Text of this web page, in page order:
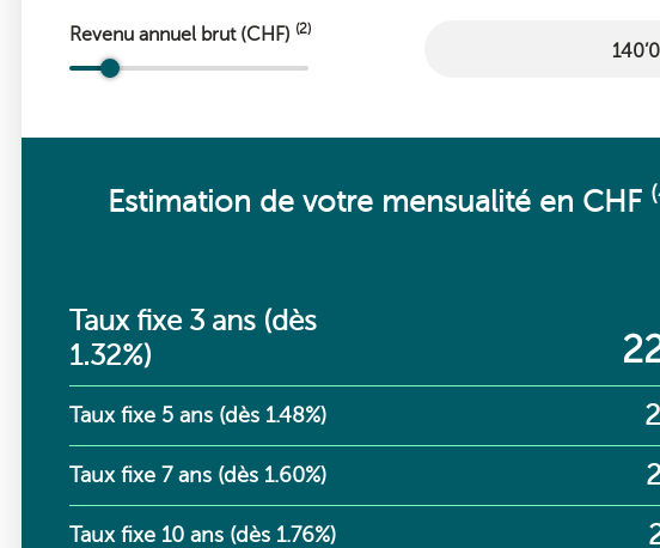
Revenu annuel brut (CHF) (2)
Estimation de votre mensualité en CHF
Taux fixe 3 ans (dès
1.32%)
Taux fixe 5 ans (dès 1.48%)
Taux fixe 7 ans (dès 1.60%)
Taux fixe 10 ans (dès 1.76%)